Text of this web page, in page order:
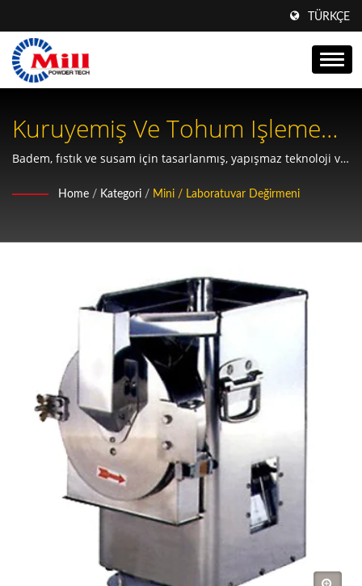
TÜRKÇE
Kuruyemiş Ve Tohum Işleme
Için Profesyonel Yağlı
Maddeler Öğütme Değirmeni.
Badem, fıstık ve susam için tasarlanmış, yapışmaz teknoloji ve
öğütücü.Home / Kategori / Mini / Laboratuvar Değirmeni